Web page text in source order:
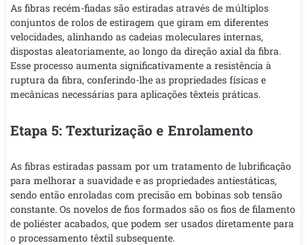
As fibras recém-fiadas são estiradas através de múltiplos
conjuntos de rolos de estiragem que giram em diferentes
velocidades, alinhando as cadeias moleculares internas,
dispostas aleatoriamente, ao longo da direção axial da fibra.
Esse processo aumenta significativamente a resistência à
ruptura da fibra, conferindo-lhe as propriedades físicas e
mecânicas necessárias para aplicações têxteis práticas.
Etapa 5: Texturização e Enrolamento
As fibras estiradas passam por um tratamento de lubrificação
para melhorar a suavidade e as propriedades antiestáticas,
sendo então enroladas com precisão em bobinas sob tensão
constante. Os novelos de fios formados são os fios de filamento
de poliéster acabados, que podem ser usados diretamente para
o processamento têxtil subsequente.